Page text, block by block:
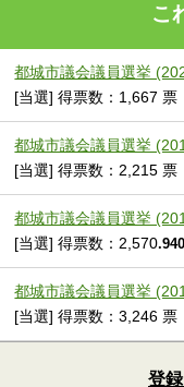
こ
都城市議会議員選挙
[当選] 得票数：1,667 票
都城市議会議員選挙
[当選] 得票数：2,215 票
都城市議会議員選挙
[当選] 得票数：2,570.940
都城市議会議員選挙
[当選] 得票数：3,246 票
登